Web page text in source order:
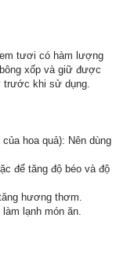
tươi có hàm lượng
xốp và giữ được
khi sử dụng.
hoa quả): Nên dùng
để tăng độ béo và độ
hương thơm.
lạnh món ăn.